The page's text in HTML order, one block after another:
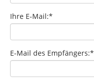
Ihre E-Mail:*
E-Mail des Empfängers:*